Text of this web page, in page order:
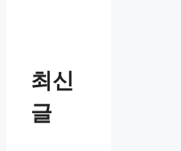
고
리
화질 ,인스타그램 릴스 고화질
타그램 릴스 화질